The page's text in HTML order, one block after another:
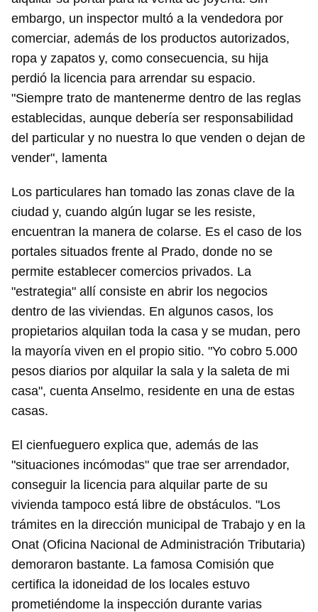
embargo, un inspector multó a la vendedora por
comerciar, además de los productos autorizados,
ropa y zapatos y, como consecuencia, su hija
perdió la licencia para arrendar su espacio.
"Siempre trato de mantenerme dentro de las reglas
establecidas, aunque debería ser responsabilidad
del particular y no nuestra lo que venden o dejan de
vender", lamenta
Los particulares han tomado las zonas clave de la
ciudad y, cuando algún lugar se les resiste,
encuentran la manera de colarse. Es el caso de los
portales situados frente al Prado, donde no se
permite establecer comercios privados. La
"estrategia" allí consiste en abrir los negocios
dentro de las viviendas. En algunos casos, los
propietarios alquilan toda la casa y se mudan, pero
la mayoría viven en el propio sitio. "Yo cobro 5.000
pesos diarios por alquilar la sala y la saleta de mi
casa", cuenta Anselmo, residente en una de estas
casas.
El cienfueguero explica que, además de las
"situaciones incómodas" que trae ser arrendador,
conseguir la licencia para alquilar parte de su
vivienda tampoco está libre de obstáculos. "Los
trámites en la dirección municipal de Trabajo y en la
Onat (Oficina Nacional de Administración Tributaria)
demoraron bastante. La famosa Comisión que
certifica la idoneidad de los locales estuvo
prometiéndome la inspección durante varias